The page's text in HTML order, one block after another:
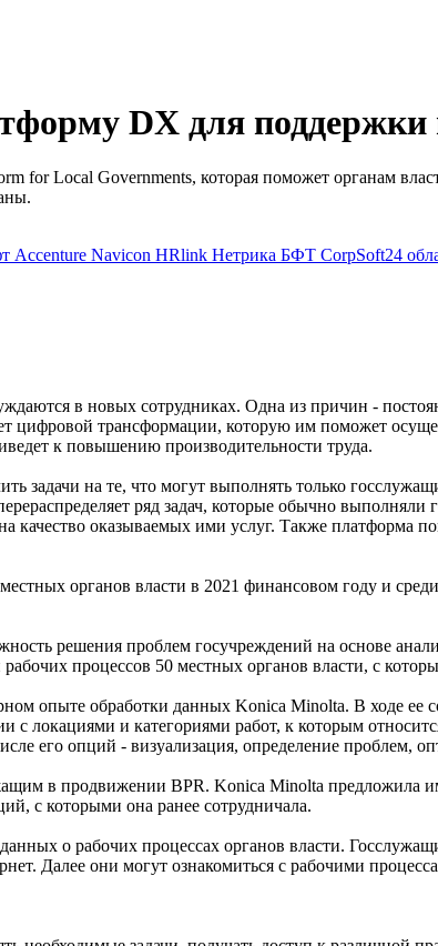
DX для
for Local Governments, которая поможет органам
Accenture Navicon HRlink Нетрика БФТ CorpSoft24
в новых сотрудниках. Одна из причин -
цифровой трансформации, которую им поможет
к повышению производительности труда.
задачи на те, что могут выполнять только
ряд задач, которые обычно
качество оказываемых ими услуг. Также платформа
органов власти в 2021 финансовом году и
решения проблем госучреждений на основе
процессов 50 местных органов власти, с
опыте обработки данных Konica Minolta. В ходе ее
с локациями и категориями работ, к которым
его опций - визуализация, определение проблем,
в продвижении BPR. Konica Minolta предложила
с которыми она ранее сотрудничала.
о рабочих процессах органов власти.
Далее они могут ознакомиться с рабочими